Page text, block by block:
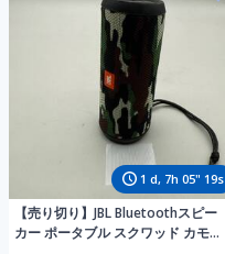
1 d, 7h 05" 17s
【売り切り】JBL Bluetoothスピー
カー ポータブル スクワッド カモフ